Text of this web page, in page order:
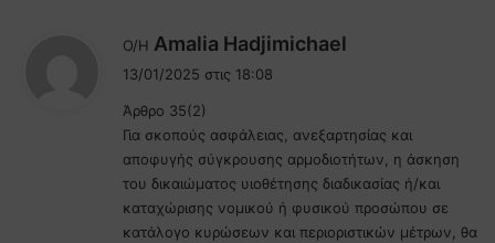
Ο/Η Amalia Hadjimichael
:
13/01/2025 στις 18:08
Άρθρο 35(2)
Για σκοπούς ασφάλειας, ανεξαρτησίας και
αποφυγής σύγκρουσης αρμοδιοτήτων, η άσκηση
του δικαιώματος υιοθέτησης διαδικασίας ή/και
καταχώρισης νομικού ή φυσικού προσώπου σε
κατάλογο κυρώσεων και περιοριστικών μέτρων, θα